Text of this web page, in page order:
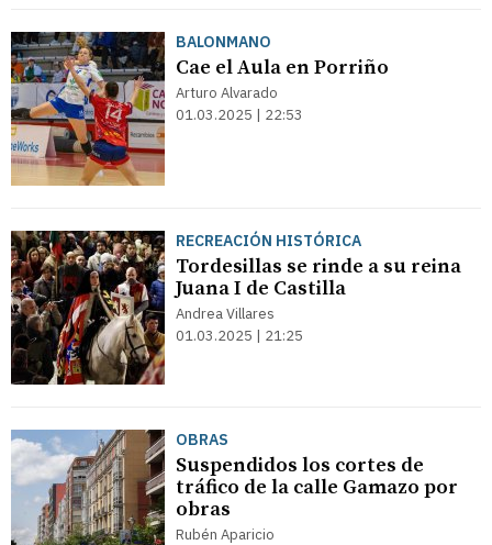
BALONMANO
Cae el Aula en Porriño
Arturo Alvarado
01.03.2025 | 22:53
RECREACIÓN HISTÓRICA
Tordesillas se rinde a su reina
Juana I de Castilla
Andrea Villares
01.03.2025 | 21:25
OBRAS
Suspendidos los cortes de
tráfico de la calle Gamazo por
obras
Rubén Aparicio